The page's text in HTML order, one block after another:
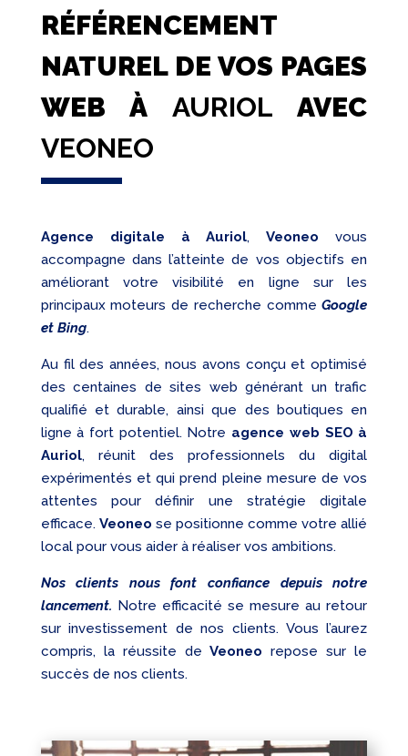
RÉFÉRENCEMENT
NATUREL DE VOS PAGES
WEB À AURIOL AVEC
VEONEO
Agence digitale à Auriol,Veoneo vous
accompagne dans l’atteinte de vos objectifs en
améliorant votre visibilité en ligne sur les
principaux moteurs de recherche commeGoogle
et Bing.
Au fil des années, nous avons conçu et optimisé
des centaines de sites web générant un trafic
qualifié et durable, ainsi que des boutiques en
ligne à fort potentiel. Notre agence web SEO à
Auriol, réunit des professionnels du digital
expérimentés et qui prend pleine mesure de vos
attentes pour définir une stratégie digitale
efficace. Veoneo se positionne comme votre allié
local pour vous aider à réaliser vos ambitions.
Nos clients nous font confiance depuis notre
lancement. Notre efficacité se mesure au retour
sur investissement de nos clients. Vous l’aurez
compris, la réussite deVeoneo repose sur le
succès de nos clients.